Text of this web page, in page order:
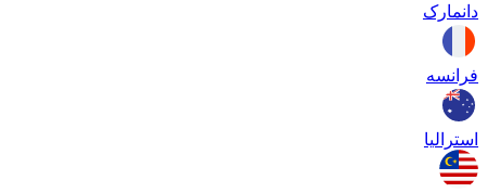
دانمارک
فرانسه
استرالیا